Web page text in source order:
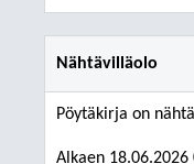
Nähtävilläolo
Pöytäkirja on
Alkaen 18.06.2026